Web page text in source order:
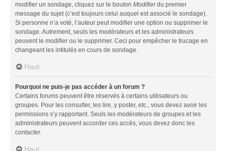
modifier un sondage, cliquez sur le bouton Modifierdu premier
message du sujet (c’est toujours celui auquel est associé le sondage).
Si personne n’a voté, l’auteur peut modifier une option ou supprimer le
sondage. Autrement, seuls les modérateurs et les administrateurs
peuvent le modifier ou le supprimer. Ceci pour empêcher le trucage en
changeant les intitulés en cours de sondage.
Haut
Pourquoi ne puis-je pas accéder à un forum ?
Certains forums peuvent être réservés à certains utilisateurs ou
groupes. Pour les consulter, les lire, y poster, etc., vous devez avoir les
permissions s’y rapportant. Seuls les modérateurs de groupes et les
administrateurs peuvent accorder ces accès, vous devez donc les
contacter.
Haut